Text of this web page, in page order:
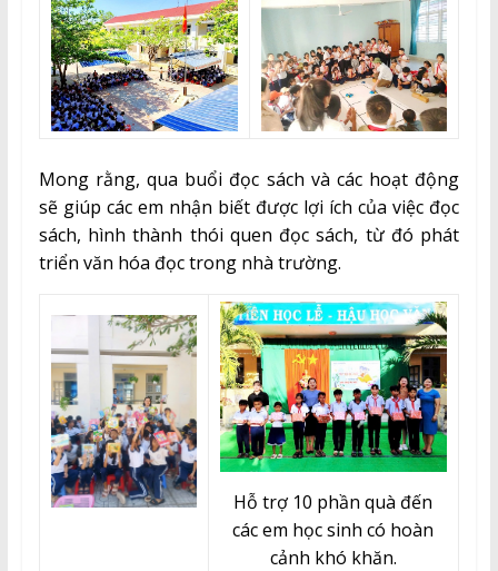
Mong rằng, qua buổi đọc sách và các hoạt động
sẽ giúp các em nhận biết được lợi ích của việc đọc
sách, hình thành thói quen đọc sách, từ đó phát
triển văn hóa đọc trong nhà trường.
Hỗ trợ 10 phần quà đến
các em học sinh có hoàn
cảnh khó khăn.